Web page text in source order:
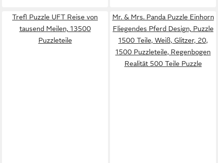
Trefl Puzzle UFT Reise von
tausend Meilen, 13500
Puzzleteile
Mr. & Mrs. Panda Puzzle Einhorn
Fliegendes Pferd Design, Puzzle
1500 Teile, Weiß, Glitzer, 20,
1500 Puzzleteile, Regenbogen
Realität 500 Teile Puzzle